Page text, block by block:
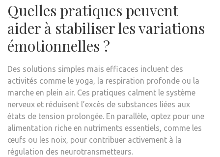
Quelles pratiques peuvent
aider à stabiliser les variations
émotionnelles ?
Des solutions simples mais efficaces incluent des
activités comme le yoga, la respiration profonde ou la
marche en plein air. Ces pratiques calment le système
nerveux et réduisent l’excès de substances liées aux
états de tension prolongée. En parallèle, optez pour une
alimentation riche en nutriments essentiels, comme les
œufs ou les noix, pour contribuer activement à la
régulation des neurotransmetteurs.